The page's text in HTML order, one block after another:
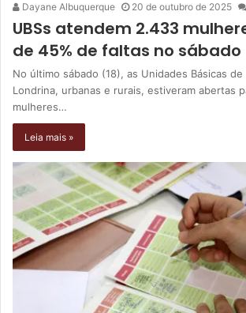
Dayane Albuquerque 20 de outubro de 2025
UBSs atendem 2.433
de 45% de faltas no sábado
No último sábado (18), as Unidades Básicas de
Londrina, urbanas e rurais, estiveram abertas
mulheres…
Leia mais »